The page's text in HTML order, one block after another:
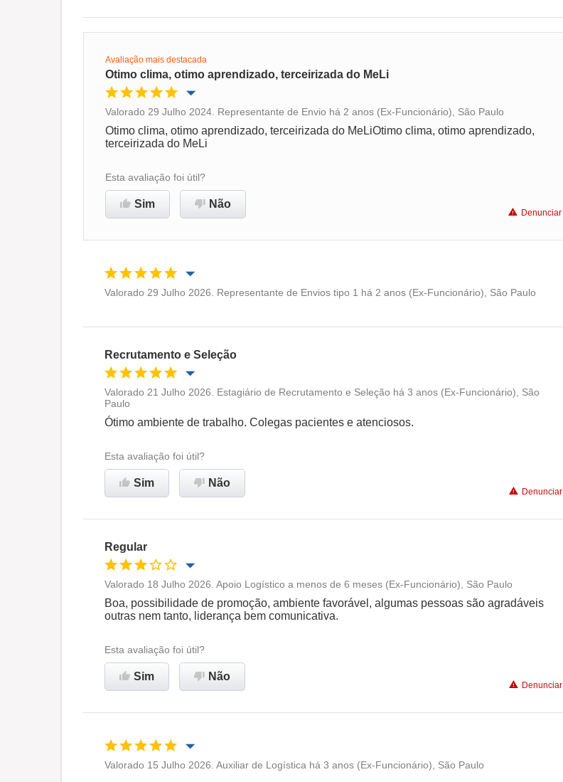
Avaliação mais destacada
Otimo clima, otimo aprendizado, terceirizada do MeLi
Oportunidade de promoção Conciliação com a vida familiar
Recomenda esta empresa
Valorado 29 Julho 2024. Representante de Envio há 2 anos (Ex-Funcionário), São Paulo
Otimo clima, otimo aprendizado, terceirizada do MeLiOtimo clima, otimo aprendizado,
terceirizada do MeLi
Esta avaliação foi útil?
Sim Não
Denunciar
Valorado 29 Julho 2026. Representante de Envios tipo 1 há 2 anos (Ex-Funcionário), São Paulo
Recrutamento e Seleção
Oportunidade de promoção
Recomenda esta empresa
Valorado 21 Julho 2026. Estagiário de Recrutamento e Seleção há 3 anos (Ex-Funcionário), São
Paulo
Ótimo ambiente de trabalho. Colegas pacientes e atenciosos.
Esta avaliação foi útil?
Sim Não
Denunciar
Regular
Oportunidade de promoção Conciliação com a vida familiar
Recomenda esta empresa
Valorado 18 Julho 2026. Apoio Logístico a menos de 6 meses (Ex-Funcionário), São Paulo
Boa, possibilidade de promoção, ambiente favorável, algumas pessoas são agradáveis
outras nem tanto, liderança bem comunicativa.
Esta avaliação foi útil?
Sim Não
Denunciar
Valorado 15 Julho 2026. Auxiliar de Logística há 3 anos (Ex-Funcionário), São Paulo